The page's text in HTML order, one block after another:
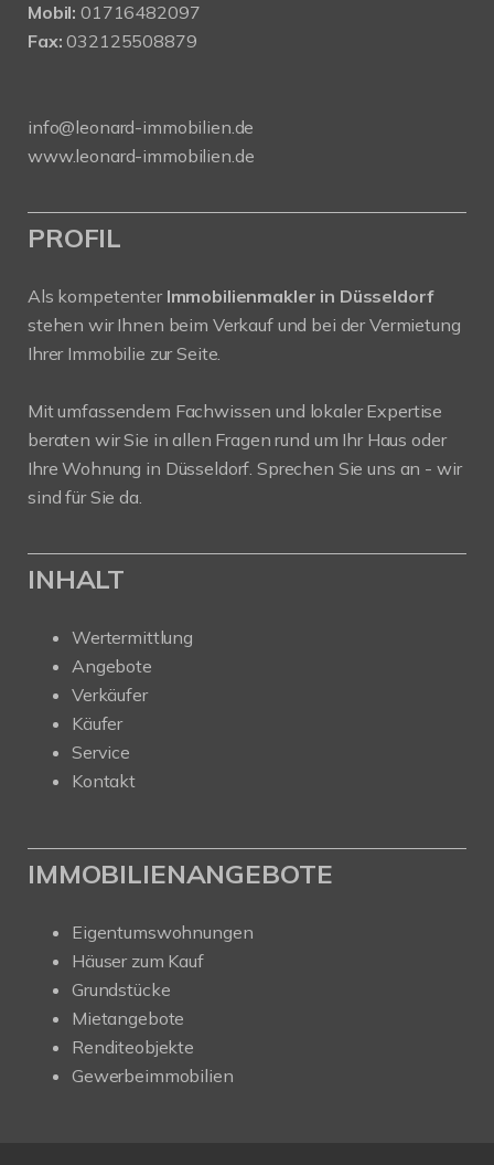
Mobil: 01716482097
Fax: 032125508879
info@leonard-immobilien.de
www.leonard-immobilien.de
PROFIL
Als kompetenter Immobilienmakler in Düsseldorf
stehen wir Ihnen beim Verkauf und bei der Vermietung
Ihrer Immobilie zur Seite.
Mit umfassendem Fachwissen und lokaler Expertise
beraten wir Sie in allen Fragen rund um Ihr Haus oder
Ihre Wohnung in Düsseldorf. Sprechen Sie uns an - wir
sind für Sie da.
INHALT
Wertermittlung
Angebote
Verkäufer
Käufer
Service
Kontakt
IMMOBILIENANGEBOTE
Eigentumswohnungen
Häuser zum Kauf
Grundstücke
Mietangebote
Renditeobjekte
Gewerbeimmobilien